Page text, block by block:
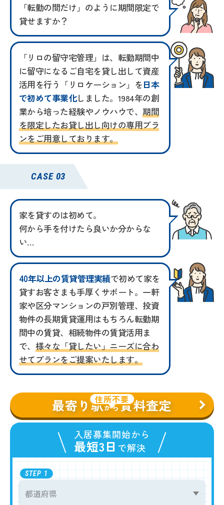
「転勤の間だけ」のように期間限定で
貸せますか？
「リロの留守宅管理」は、転勤期間中
に留守になるご自宅を貸し出して資産
活用を行う「リロケーション」を日本
で初めて事業化しました。1984年の創
業から培った経験やノウハウで、期間
を限定したお貸し出し向けの専用プラ
ンをご用意しております。
CASE 03
家を貸すのは初めて。
何から手を付けたら良いか分からな
い…
40年以上の賃貸管理実績で初めて家を
貸すお客さまも手厚くサポート。一軒
家や区分マンションの戸別管理、投資
物件の長期賃貸運用はもちろん転勤期
間中の賃貸、相続物件の賃貸活用ま
で、 様々な「貸したい」ニーズに合わ
せてプランをご提案いたします。
住所不要
最寄り駅から賃料査定
入居募集開始から
最短3日 で解決
STEP 1